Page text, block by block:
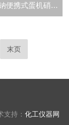
HANNA汉钠便携式蛋机硝酸盐LR比色计
末页
支持：化工仪器网